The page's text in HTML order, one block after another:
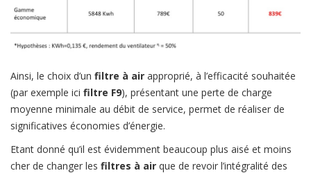
Ainsi, le choix d’un filtre à air approprié, à l’efficacité souhaitée
(par exemple ici filtre F9), présentant une perte de charge
moyenne minimale au débit de service, permet de réaliser de
significatives économies d’énergie.
Etant donné qu’il est évidemment beaucoup plus aisé et moins
cher de changer les filtres à air que de revoir l’intégralité des